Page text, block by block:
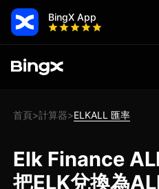
BingX App
首頁>計算器>ELKALL 匯率
Elk Finance
把ELK兌換為